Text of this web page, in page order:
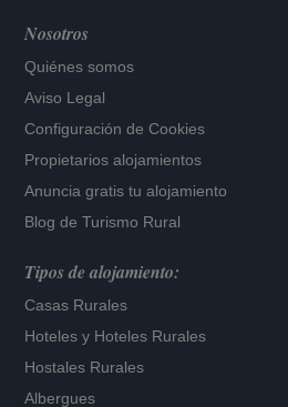
Nosotros
Quiénes somos
Aviso Legal
Configuración de Cookies
Propietarios alojamientos
Anuncia gratis tu alojamiento
Blog de Turismo Rural
Tipos de alojamiento:
Casas Rurales
Hoteles y Hoteles Rurales
Hostales Rurales
Albergues